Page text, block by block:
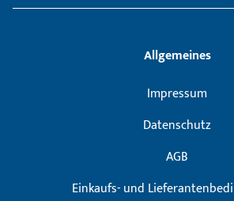
Allgemeines
Impressum
Datenschutz
AGB
Einkaufs- und